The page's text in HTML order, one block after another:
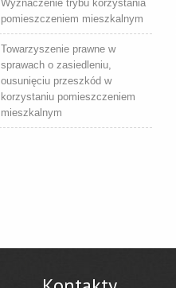
Wyznaczenie trybu korzystania
pomieszczeniem mieszkalnym
Towarzyszenie prawne w
sprawach o zasiedleniu,
ousunięciu przeszkód w
korzystaniu pomieszczeniem
mieszkalnym